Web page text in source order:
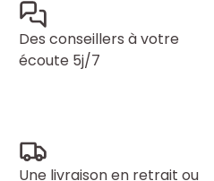
Des conseillers à votre
écoute 5j/7
Une livraison en retrait ou